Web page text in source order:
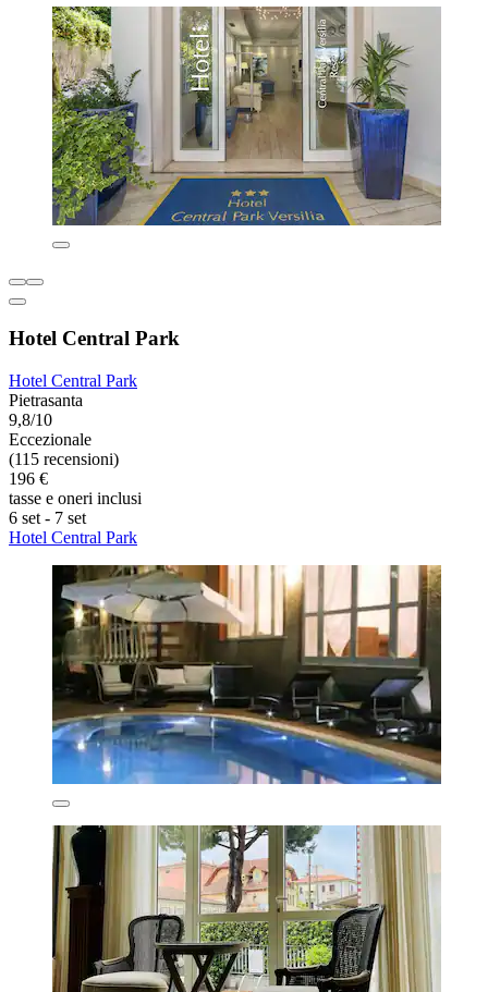
Hotel Central Park
Hotel Central Park
Pietrasanta
9,8/10
Eccezionale
(115 recensioni)
196 €
tasse e oneri inclusi
6 set - 7 set
Hotel Central Park